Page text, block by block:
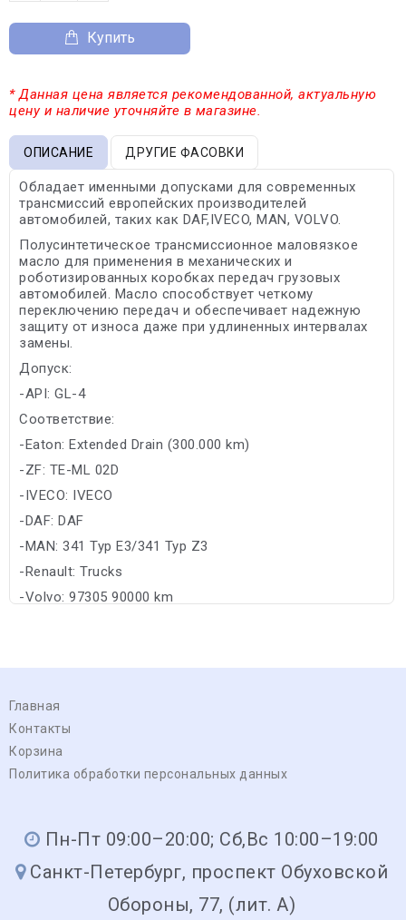
Купить
* Данная цена является рекомендованной, актуальную
цену и наличие уточняйте в магазине.
ОПИСАНИЕ ДРУГИЕ ФАСОВКИ
Обладает именными допусками для современных
трансмиссий европейских производителей
автомобилей, таких как DAF,IVECO, MAN, VOLVO.
Полусинтетическое трансмиссионное маловязкое
масло для применения в механических и
роботизированных коробках передач грузовых
автомобилей. Масло способствует четкому
переключению передач и обеспечивает надежную
защиту от износа даже при удлиненных интервалах
замены.
Допуск:
-API: GL-4
Соответствие:
-Eaton: Extended Drain (300.000 km)
-ZF: TE-ML 02D
-IVECO: IVECO
-DAF: DAF
-MAN: 341 Typ E3/341 Typ Z3
-Renault: Trucks
-Volvo: 97305 90000 km
Главная
Контакты
Корзина
Политика обработки персональных данных
Пн-Пт 09:00–20:00; Сб,Вс 10:00–19:00
Санкт-Петербург, проспект Обуховской
Обороны, 77, (лит. А)